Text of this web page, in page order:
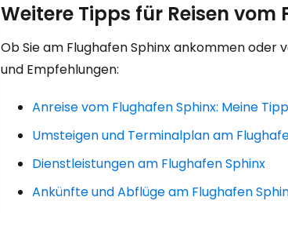
Weitere Tipps für Reisen vom
Ob Sie am Flughafen Sphinx ankommen
und Empfehlungen:
Anreise vom Flughafen Sphinx: Meine
Umsteigen und Terminalplan am
Dienstleistungen am Flughafen Sphinx
Ankünfte und Abflüge am Flughafen